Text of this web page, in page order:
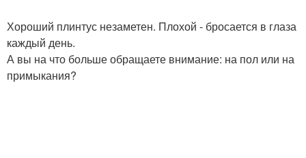
Хороший плинтус незаметен. Плохой - бросается в глаза
каждый день.
А вы на что больше обращаете внимание: на пол или на
примыкания?